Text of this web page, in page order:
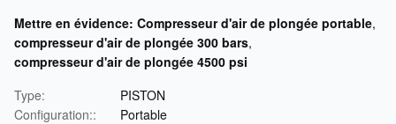
Mettre en évidence: Compresseur d'air de plongée portable,
compresseur d'air de plongée 300 bars,
compresseur d'air de plongée 4500 psi
Type:
PISTON
Configuration::
Portable